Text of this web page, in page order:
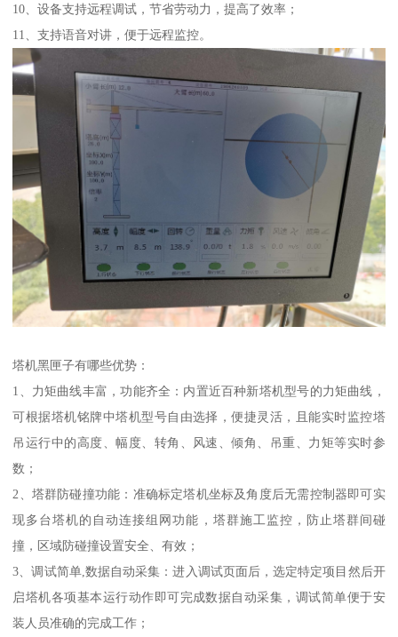
10、设备支持远程调试，节省劳动力，提高了效率；
11、支持语音对讲，便于远程监控。
塔机黑匣子有哪些优势：
1、力矩曲线丰富，功能齐全：内置近百种新塔机型号的力矩曲线，
可根据塔机铭牌中塔机型号自由选择，便捷灵活，且能实时监控塔
吊运行中的高度、幅度、转角、风速、倾角、吊重、力矩等实时参
数；
2、塔群防碰撞功能：准确标定塔机坐标及角度后无需控制器即可实
现多台塔机的自动连接组网功能，塔群施工监控，防止塔群间碰
撞，区域防碰撞设置安全、有效；
3、调试简单,数据自动采集：进入调试页面后，选定特定项目然后开
启塔机各项基本运行动作即可完成数据自动采集，调试简单便于安
装人员准确的完成工作；